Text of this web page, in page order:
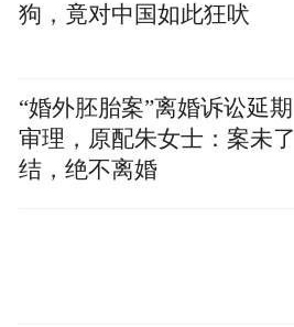
狗，竟对中国如此狂吠
“婚外胚胎案”离婚诉讼延期
审理，原配朱女士：案未了
结，绝不离婚